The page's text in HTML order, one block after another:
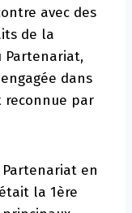
avec des
de la
Partenariat,
dans
reconnue par
en
la 1ère